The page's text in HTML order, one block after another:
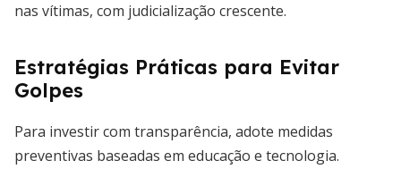
nas vítimas, com judicialização crescente.
Estratégias Práticas para Evitar
Golpes
Para investir com transparência, adote medidas
preventivas baseadas em educação e tecnologia.